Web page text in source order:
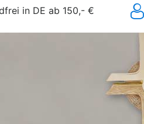
in DE ab 150,- €